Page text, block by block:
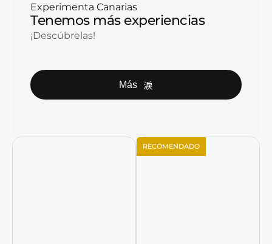
Experimenta Canarias
Tenemos más experiencias
¡Descúbrelas!
Más
RECOMENDADO